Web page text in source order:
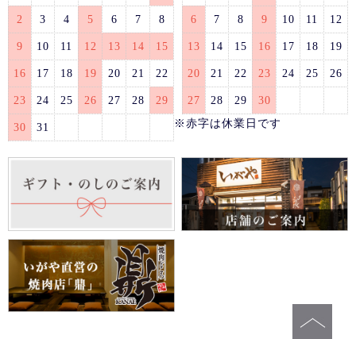
2 3 4 5 6 7 8
9 10 11 12 13 14 15
16 17 18 19 20 21 22
23 24 25 26 27 28 29
30 31
6 7 8 9 10 11 12
13 14 15 16 17 18 19
20 21 22 23 24 25 26
27 28 29
30
※赤字は休業日です